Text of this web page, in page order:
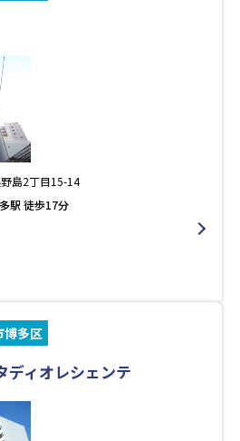
島2丁目15-14
駅 徒歩17分
博多区
ディオレシェンテ